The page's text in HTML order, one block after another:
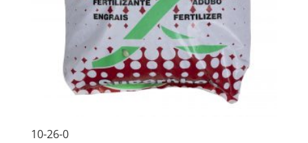
10-26-0